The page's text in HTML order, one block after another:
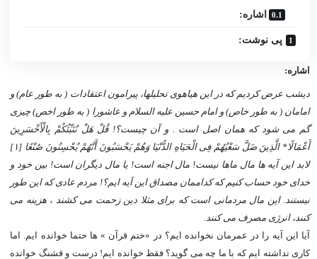
اشاره:
پی نوشت:
اشاره:
دیشب عرض کردیم که در این هیاهوی تحلیلها، پیرامون اعتقادات ( به طور عام) و
امامان ( به طور خاص) و امام حسین علیه السلام و عاشورا ( به طور اخص) چیزی
گم می شود که همان اصل است . و آن چیست؟!قُلْ هَلْ نُنَبِّئُکُمْ بِالْأَخْسَرِینَ
أَعْمَالًا* الَّذِینَ ضَلَّ سَعْیُهُمْ فِی الْحَیَاهِ الدُّنْیَا وَهُمْ یَحْسَبُونَ أَنَّهُمْ یُحْسِنُونَ صُنْعًا [۱]
لابد این آیه ها مال ماها نیست! مال اجنه است! یا مال دیگران است! بین خود و
خدای خود حساب کنیم که کداممان مصداق این آیه ایم؟! مردم عادی که این طور
نیستند. این مال مردمانی است که برای مثلا دین زحمت می کشند ، هزینه می
کنند، انرژی مصرف می کنند.
آیا این آیه را در عمرمان نخوانده ایم؟ در «ختم قرآن » ها حتما خوانده ایم. اما
کاری نداشته ایم که با ما چه می گوید؟ فقط خوانده ایم! درست و قشنگ خوانده